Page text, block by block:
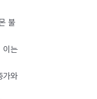
불
이는
가와